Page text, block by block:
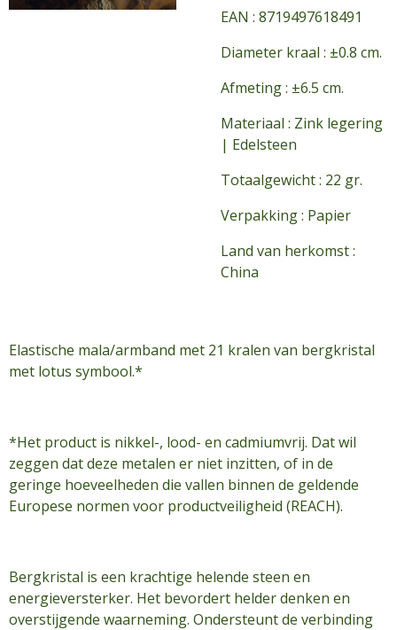
EAN : 8719497618491
Diameter kraal : ±0.8 cm.
Afmeting : ±6.5 cm.
Materiaal : Zink legering
| Edelsteen
Totaalgewicht : 22 gr.
Verpakking : Papier
Land van herkomst :
China
Elastische mala/armband met 21 kralen van bergkristal
met lotus symbool.*
*Het product is nikkel-, lood- en cadmiumvrij. Dat wil
zeggen dat deze metalen er niet inzitten, of in de
geringe hoeveelheden die vallen binnen de geldende
Europese normen voor productveiligheid (REACH).
Bergkristal is een krachtige helende steen en
energieversterker. Het bevordert helder denken en
overstijgende waarneming. Ondersteunt de verbinding